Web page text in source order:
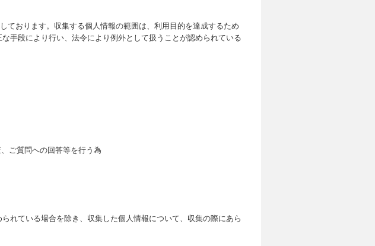
ております。収集する個人情報の範囲は、利用目的を達成するため
手段により行い、法令により例外として扱うことが認められている
ご質問への回答等を行う為
れている場合を除き、収集した個人情報について、収集の際にあら